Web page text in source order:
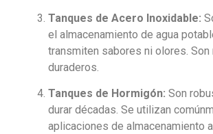
Tanques de Acero Inoxidable:
el almacenamiento de agua
transmiten sabores ni olores.
duraderos.
Tanques de Hormigón: Son
durar décadas. Se utilizan
aplicaciones de almacenamiento